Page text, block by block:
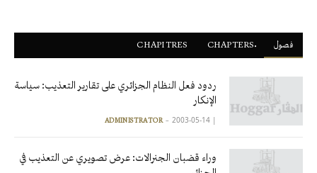
فصول CHAPITRES
ردود فعل النظام الجزائري على تقارير التعذيب: سياسة
الإنكار
|
ADMINISTRATOR 2003-05-14
وراء قضبان الجنرالات: عرض تصويري عن التعذيب في